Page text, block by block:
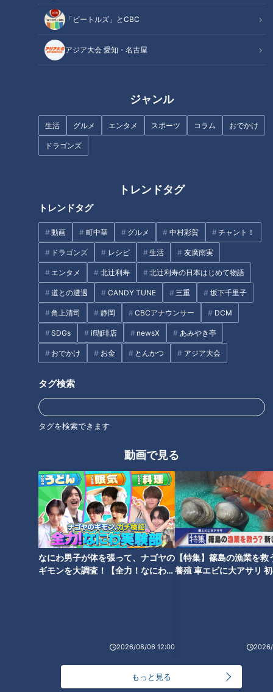
「ビートルズ」とCBC
アジア大会 愛知・名古屋
ジャンル
生活 グルメ エンタメ スポーツ コラム おでかけ
ドラゴンズ
トレンドタグ
トレンドタグ
動画 町中華 グルメ 中村彩賀 チャント！
ドラゴンズ レシピ 生活 友廣南実
エンタメ 北辻利寿 北辻利寿の日本はじめて物語
道との遭遇 CANDY TUNE 三重 坂下千里子
角上清司 静岡 CBCアナウンサー DCM
SDGs if珈琲店 newsX あみやき亭
おでかけ お金 とんかつ アジア大会
タグ検索
タグを検索できます
動画で見る
なにわ男子が体を張って、ナゴヤの
ギモンを大調査！【全力！なにわ実
2026/08/06 12:00
【特集】篠島の漁業を救
養殖 車エビに大アサリ
もっと見る
次世代の医療従事者を目指す女
子高生たち 看護師・助産師を
目指す一人一人の個性
ヂラブ、介護業界を託せる高校
『古知野高校』福祉科
マヂラブ、これからのトレンド
を作る生徒たちと出会う！ 名古
屋『桜台高校』ファッション文
クラスの女子は『国宝』と呼
山に断絶された村を救った廃
道 郵便局員が使った「雪中隧
道」も！雪国に眠る富山県の廃
隧道の歴史に迫る
校内に保育園！？名古屋市『桜
花学園高校』でマヂラブが園児
に？ 保育コースの生徒が先生
になる“一日保育園”
タグ
チャント！ マヂカルラブリー
オススメ関連コンテンツ
「蚊」に刺されないための対策
を体を張って実験 ポイントは
「足のにおい」？
石丸幹二「すごい痩せました
ね！」…世界一楽なスクワッ
ト！？ダイエットのスペシャリ
ストに学ぶ「無理なくやせる方
法」
ーパーで見つけたベテラン主婦